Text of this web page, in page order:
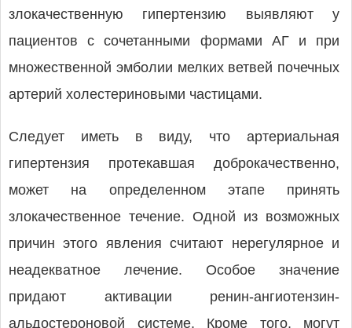
злокачественную гипертензию выявляют у
пациентов с сочетанными формами АГ и при
множественной эмболии мелких ветвей почечных
артерий холестериновыми частицами.
Следует иметь в виду, что артериальная
гипертензия протекавшая доброкачественно,
может на определенном этапе принять
злокачественное течение. Одной из возможных
причин этого явления считают нерегулярное и
неадекватное лечение. Особое значение
придают активации ренин-ангиотензин-
альдостероновой системе. Кроме того, могут